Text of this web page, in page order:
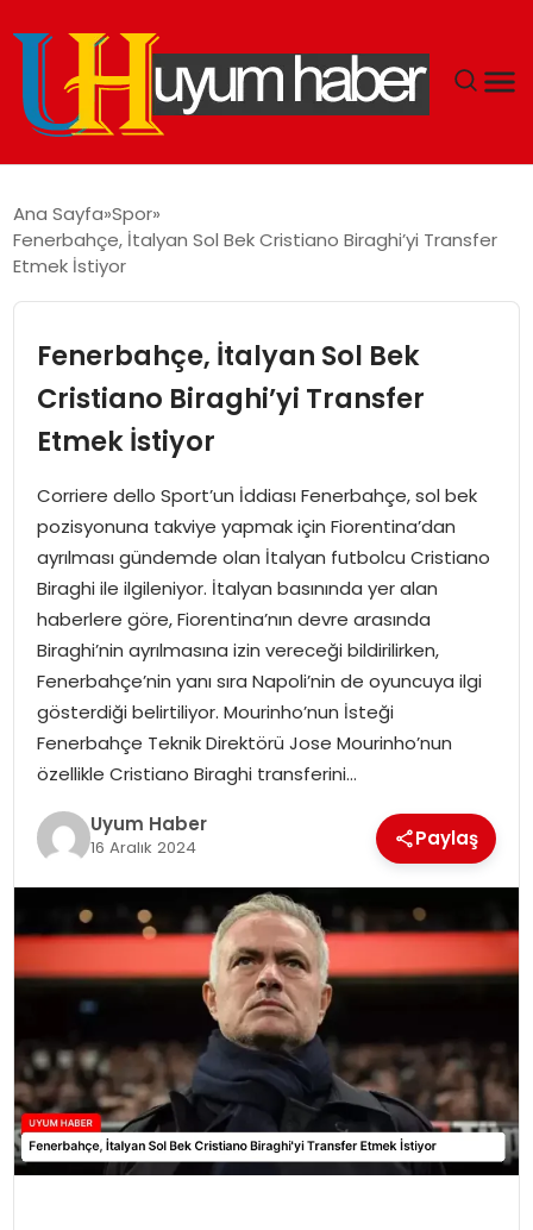
EKONOMI
SPOR
TEKNOLOJI
SAĞLIK
MAGAZIN
YAŞAM
Ana Sayfa Spor
Fenerbahçe, İtalyan Sol Bek Cristiano Biraghi’yi Transfer
Etmek İstiyor
Fenerbahçe, İtalyan Sol Bek
Cristiano Biraghi’yi Transfer
Etmek İstiyor
Corriere dello Sport’un İddiası Fenerbahçe, sol bek
pozisyonuna takviye yapmak için Fiorentina’dan
ayrılması gündemde olan İtalyan futbolcu Cristiano
Biraghi ile ilgileniyor. İtalyan basınında yer alan
haberlere göre, Fiorentina’nın devre arasında
Biraghi’nin ayrılmasına izin vereceği bildirilirken,
Fenerbahçe’nin yanı sıra Napoli’nin de oyuncuya ilgi
gösterdiği belirtiliyor. Mourinho’nun İsteği
Fenerbahçe Teknik Direktörü Jose Mourinho’nun
özellikle Cristiano Biraghi transferini…
Uyum Haber
16 Aralık 2024 Paylaş